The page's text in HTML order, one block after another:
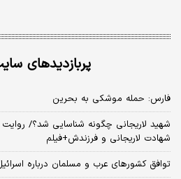
پربازدیدهای
فارس: حمله موشکی به بحرین
شهید لاریجانی چگونه شناسایی شد؟/ روایت
شهادت لاریجانی و فرزندش+فیلم
توافق کشورهای عرب و مسلمان درباره